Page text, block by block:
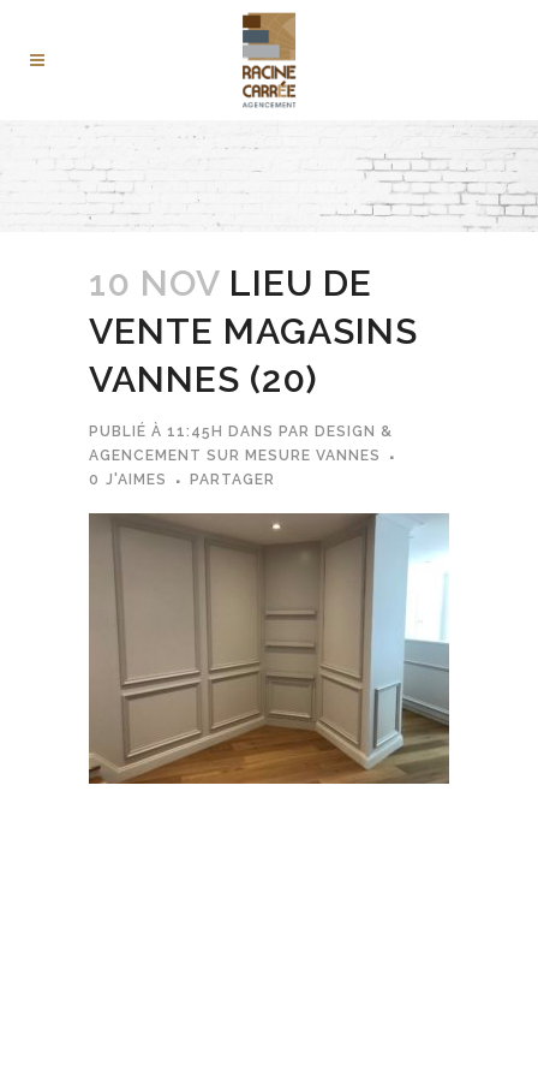
10 NOV LIEU DE
VENTE MAGASINS
VANNES (20)
PUBLIÉ À 11:45H DANS PAR DESIGN &
AGENCEMENT SUR MESURE VANNES
0 J'AIMES PARTAGER